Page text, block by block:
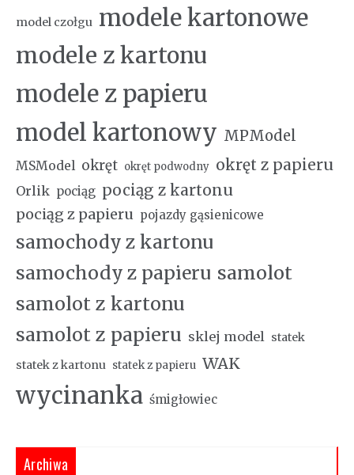
model czołgu modele kartonowe
modele z kartonu
modele z papieru
model kartonowy MPModel
MSModel okręt okręt podwodny okręt z papieru
Orlik pociąg pociąg z kartonu
pociąg z papieru pojazdy gąsienicowe
samochody z kartonu
samochody z papieru samolot
samolot z kartonu
samolot z papieru sklej model
statek
statek z kartonu statek z papieru WAK
wycinanka śmigłowiec
Archiwa